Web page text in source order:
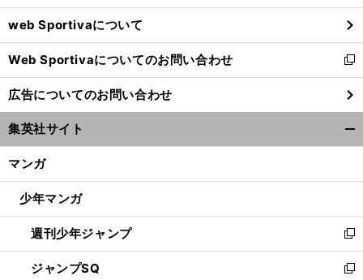
ウ
で
開
く
web Sportivaについて
Web Sportivaについてのお問い合わせ
新
し
い
ウ
ィ
ン
ウ
開
く
広告についてのお問い合わせ
集英社サイト
マンガ
少年マンガ
週刊少年ジャンプ
新
し
い
ジャンプSQ
新